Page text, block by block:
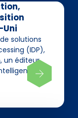
solutions
(IDP),
un éditeur